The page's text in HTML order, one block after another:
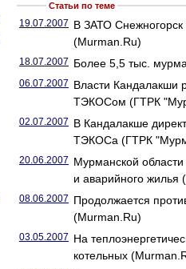
Статьи по теме
19.07.2007 В ЗАТО
(Murman.Ru)
18.07.2007 Более 5,5 тыс.
06.07.2007 Власти Кандалакши
ТЭКОСом (ГТРК
02.07.2007 В Кандалакше
ТЭКОСа (ГТРК
20.06.2007 Мурманской
и аварийного
08.06.2007 Продолжается
(Murman.Ru)
03.05.2007 На
котельных